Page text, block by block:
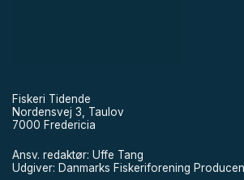
Fiskeri Tidende
Nordensvej 3, Taulov
7000 Fredericia
Ansv. redaktør: Uffe Tang
Udgiver: Danmarks Fiskeriforening